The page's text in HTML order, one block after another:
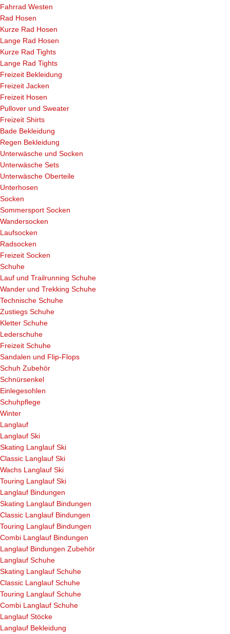
Fahrrad Westen
Rad Hosen
Kurze Rad Hosen
Lange Rad Hosen
Kurze Rad Tights
Lange Rad Tights
Freizeit Bekleidung
Freizeit Jacken
Freizeit Hosen
Pullover und Sweater
Freizeit Shirts
Bade Bekleidung
Regen Bekleidung
Unterwäsche und Socken
Unterwäsche Sets
Unterwäsche Oberteile
Unterhosen
Socken
Sommersport Socken
Wandersocken
Laufsocken
Radsocken
Freizeit Socken
Schuhe
Lauf und Trailrunning Schuhe
Wander und Trekking Schuhe
Technische Schuhe
Zustiegs Schuhe
Kletter Schuhe
Lederschuhe
Freizeit Schuhe
Sandalen und Flip-Flops
Schuh Zubehör
Schnürsenkel
Einlegesohlen
Schuhpflege
Winter
Langlauf
Langlauf Ski
Skating Langlauf Ski
Classic Langlauf Ski
Wachs Langlauf Ski
Touring Langlauf Ski
Langlauf Bindungen
Skating Langlauf Bindungen
Classic Langlauf Bindungen
Touring Langlauf Bindungen
Combi Langlauf Bindungen
Langlauf Bindungen Zubehör
Langlauf Schuhe
Skating Langlauf Schuhe
Classic Langlauf Schuhe
Touring Langlauf Schuhe
Combi Langlauf Schuhe
Langlauf Stöcke
Langlauf Bekleidung